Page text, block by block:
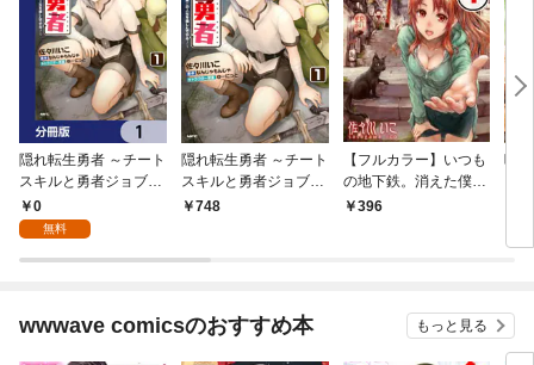
隠れ転生勇者 ～チート
スキルと勇者ジョブを
隠して第二の人生を楽
しんでやる！～【分冊
0
無料
隠れ転生勇者 ～チート
スキルと勇者ジョブを
隠して第二の人生を楽
748
【フルカラー】いつも
の地下鉄。消えた僕。
～真江古田妖街奇譚～
396
呪
wwwave comicsのおすすめ本 もっと見る